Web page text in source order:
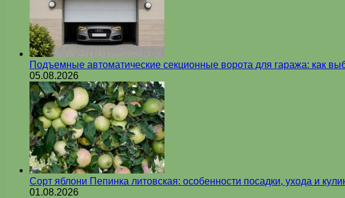
Подъемные автоматические секционные ворота для гаража: как
05.08.2026
Сорт яблони Пепинка литовская: особенности посадки, ухода и
01.08.2026